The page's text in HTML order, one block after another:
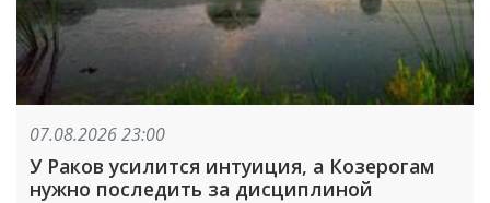
07.08.2026 23:00
У Раков усилится интуиция, а Козерогам
нужно последить за дисциплиной